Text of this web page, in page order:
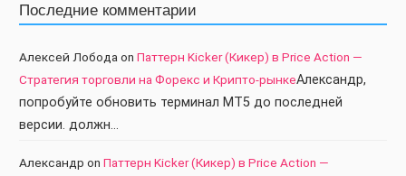
Последние комментарии
Алексей Лобода on Паттерн Kicker (Кикер) в Price Action —
Стратегия торговли на Форекс и Крипто-рынкеАлександр,
попробуйте обновить терминал МТ5 до последней
версии. должн…
Александр on Паттерн Kicker (Кикер) в Price Action —